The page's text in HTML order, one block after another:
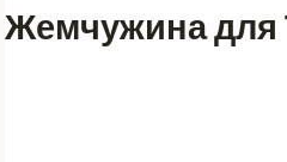
Жемчужина для